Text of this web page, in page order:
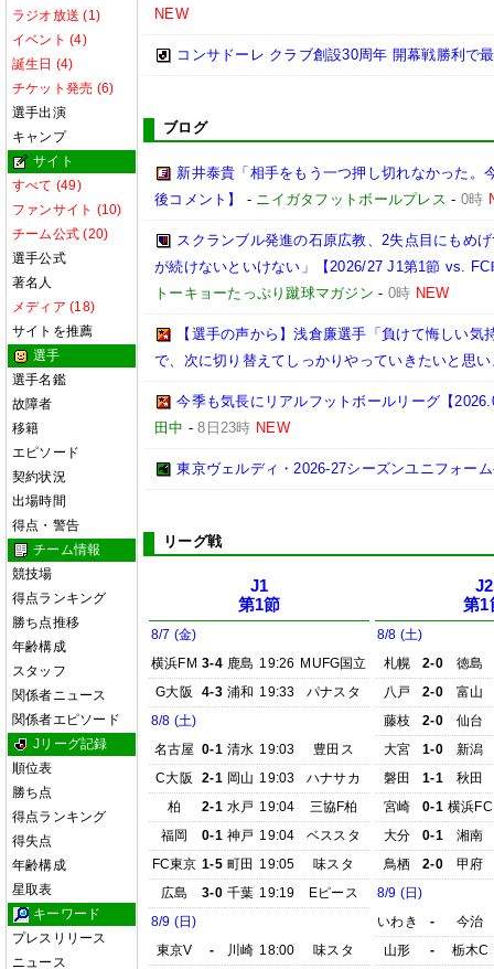
ラジオ放送 (1)
イベント (4)
誕生日 (4)
チケット発売 (6)
選手出演
キャンプ
サイト
すべて (49)
ファンサイト (10)
チーム公式 (20)
選手公式
著名人
メディア (18)
サイトを推薦
選手
選手名鑑
故障者
移籍
エピソード
契約状況
出場時間
得点・警告
チーム情報
競技場
得点ランキング
勝ち点推移
年齢構成
スタッフ
関係者ニュース
関係者エピソード
Jリーグ記録
順位表
勝ち点
得点ランキング
得失点
年齢構成
星取表
キーワード
プレスリリース
ニュース
NEW
コンサドーレ クラブ創設30周年 開幕戦勝利で
ブログ
新井泰貴「相手をもう一つ押し切れなかった
後コメント】
- ニイガタフットボールプレス - 0時
スクランブル発進の石原広教、2失点目にもめ
が続けないといけない」【2026/27 J1第1節 vs.
トーキョーたっぷり蹴球マガジン - 0時 NEW
【選手の声から】浅倉廉選手「負けて悔しい
で、次に切り替えてしっかりやっていきたいと思
今季も気長にリアルフットボールリーグ【
田中 -8日23時 NEW
東京ヴェルディ・2026-27シーズンユニフォー
リーグ戦
J1
第1節
8/7 (金)
横浜FM 3-4 鹿島 19:26 MUFG国立
G大阪
4-3 浦和 19:33
パナスタ
8/8 (土)
名古屋 0-1 清水 19:03
豊田ス
C大阪
2-1 岡山 19:03
ハナサカ
柏
2-1 水戸 19:04
三協F柏
福岡
0-1 神戸 19:04
ベススタ
FC東京 1-5 町田 19:05
味スタ
広島
3-0 千葉 19:19
Eピース
8/9 (日)
東京V
- 川崎 18:00
味スタ
J2
第1
8/8 (土)
札幌
2-0
徳島
八戸
2-0
富山
藤枝
2-0
仙台
大宮
1-0
新潟
磐田
1-1
秋田
宮崎
0-1 横浜FC
大分
0-1
湘南
鳥栖
2-0
甲府
8/9 (日)
いわき
-
今治
山形
- 栃木C